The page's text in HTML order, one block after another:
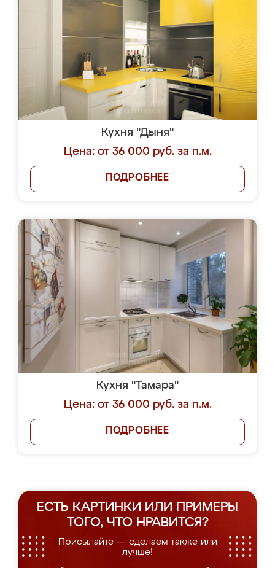
Кухня "Дыня"
Цена: от 36 000 руб. за п.м.
ПОДРОБНЕЕ
Кухня "Тамара"
Цена: от 36 000 руб. за п.м.
ПОДРОБНЕЕ
ЕСТЬ КАРТИНКИ ИЛИ ПРИМЕРЫ
ТОГО, ЧТО НРАВИТСЯ?
Присылайте — сделаем также или
лучше!